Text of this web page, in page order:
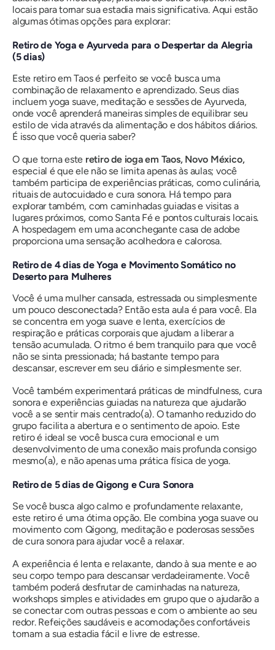
locais para tornar sua estadia mais significativa. Aqui estão
algumas ótimas opções para explorar:
Retiro de Yoga e Ayurveda para o Despertar da Alegria
(5 dias)
Este retiro em Taos é perfeito se você busca uma
combinação de relaxamento e aprendizado. Seus dias
incluem yoga suave, meditação e sessões de Ayurveda,
onde você aprenderá maneiras simples de equilibrar seu
estilo de vida através da alimentação e dos hábitos diários.
É isso que você queria saber?
O que torna este retiro de ioga em Taos, Novo México,
especial é que ele não se limita apenas às aulas; você
também participa de experiências práticas, como culinária,
rituais de autocuidado e cura sonora. Há tempo para
explorar também, com caminhadas guiadas e visitas a
lugares próximos, como Santa Fé e pontos culturais locais.
A hospedagem em uma aconchegante casa de adobe
proporciona uma sensação acolhedora e calorosa.
Retiro de 4 dias de Yoga e Movimento Somático no
Deserto para Mulheres
Você é uma mulher cansada, estressada ou simplesmente
um pouco desconectada? Então esta aula é para você. Ela
se concentra em yoga suave e lenta, exercícios de
respiração e práticas corporais que ajudam a liberar a
tensão acumulada. O ritmo é bem tranquilo para que você
não se sinta pressionada; há bastante tempo para
descansar, escrever em seu diário e simplesmente ser.
Você também experimentará práticas de mindfulness, cura
sonora e experiências guiadas na natureza que ajudarão
você a se sentir mais centrado(a). O tamanho reduzido do
grupo facilita a abertura e o sentimento de apoio. Este
retiro é ideal se você busca cura emocional e um
desenvolvimento de uma conexão mais profunda consigo
mesmo(a), e não apenas uma prática física de yoga.
Retiro de 5 dias de Qigong e Cura Sonora
Se você busca algo calmo e profundamente relaxante,
este retiro é uma ótima opção. Ele combina yoga suave ou
movimento com Qigong, meditação e poderosas sessões
de cura sonora para ajudar você a relaxar.
A experiência é lenta e relaxante, dando à sua mente e ao
seu corpo tempo para descansar verdadeiramente. Você
também poderá desfrutar de caminhadas na natureza,
workshops simples e atividades em grupo que o ajudarão a
se conectar com outras pessoas e com o ambiente ao seu
redor. Refeições saudáveis ​​e acomodações confortáveis ​​
tornam a sua estadia fácil e livre de estresse.